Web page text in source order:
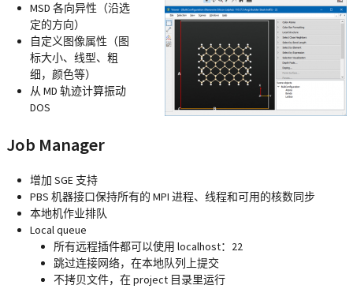
MSD 各向异性（沿选
定的方向）
自定义图像属性（图
标大小、线型、粗
细，颜色等）
从 MD 轨迹计算振动
DOS
Job Manager
增加 SGE 支持
PBS 机器接口保持所有的 MPI 进程、线程和可用的核数同步
本地机作业排队
Local queue
所有远程插件都可以使用 localhost：22
跳过连接网络，在本地队列上提交
不拷贝文件，在 project 目录里运行